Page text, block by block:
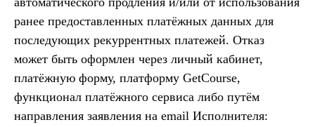
ранее предоставленных платёжных данных для
последующих рекуррентных платежей. Отказ
может быть оформлен через личный кабинет,
платёжную форму, платформу GetCourse,
функционал платёжного сервиса либо путём
направления заявления на email Исполнителя: